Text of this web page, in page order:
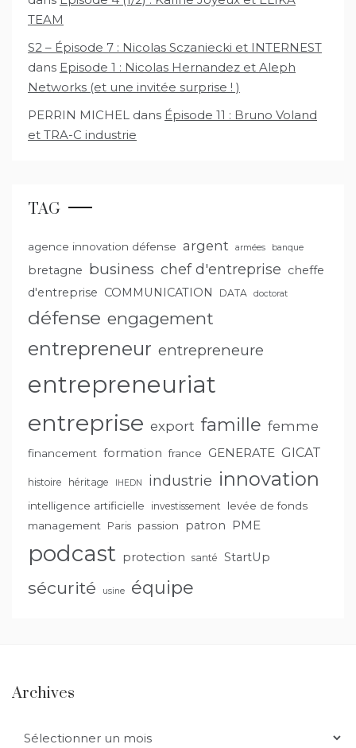
TEAM
S2 – Épisode 7 : Nicolas Sczaniecki et INTERNEST
dans Episode 1 : Nicolas Hernandez et Aleph
Networks (et une invitée surprise ! )
PERRIN MICHEL dans Épisode 11 : Bruno Voland
et TRA-C industrie
TAG
agence innovation défense argent armées banque
bretagne business chef d'entreprise cheffe
d'entreprise COMMUNICATION DATA doctorat
défense engagement
entrepreneur entrepreneure
entrepreneuriat
entreprise export famille femme
financement formation france GENERATE GICAT
histoire héritage IHEDN industrie innovation
intelligence artificielle investissement
levée de fonds
management Paris passion patron PME
podcast protection santé StartUp
sécurité usine équipe
Archives